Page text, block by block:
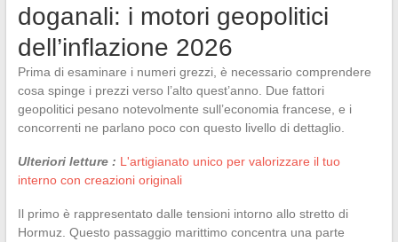
doganali: i motori geopolitici
dell’inflazione 2026
Prima di esaminare i numeri grezzi, è necessario comprendere
cosa spinge i prezzi verso l’alto quest’anno. Due fattori
geopolitici pesano notevolmente sull’economia francese, e i
concorrenti ne parlano poco con questo livello di dettaglio.
Ulteriori letture : L'artigianato unico per valorizzare il tuo
interno con creazioni originali
Il primo è rappresentato dalle tensioni intorno allo stretto di
Hormuz. Questo passaggio marittimo concentra una parte